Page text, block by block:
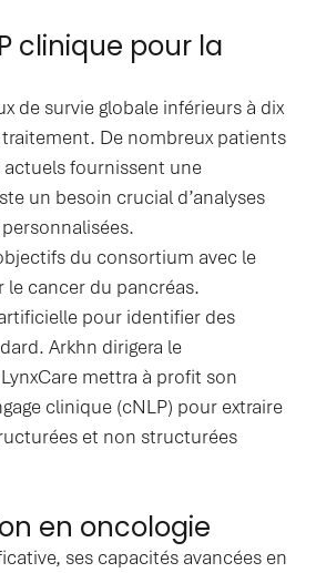
clinique pour la
de survie globale inférieurs à dix
De nombreux patients
fournissent une
un besoin crucial d’analyses
du consortium avec le
cancer du pancréas.
pour identifier des
Arkhn dirigera le
mettra à profit son
clinique (cNLP) pour extraire
et non structurées
en oncologie
ses capacités avancées en